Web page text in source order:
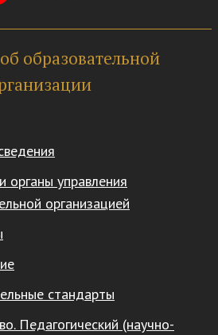
образовательной
органы управления
организацией
стандарты
Педагогический (научно-